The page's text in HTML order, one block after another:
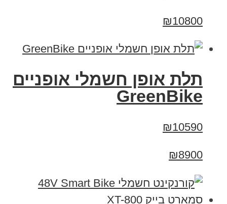
₪10800
תלת אופן חשמלי אופניים
GreenBike
₪10590
₪8900